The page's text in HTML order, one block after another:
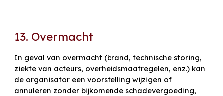
13. Overmacht
In geval van overmacht (brand, technische storing,
ziekte van acteurs, overheidsmaatregelen, enz.) kan
de organisator een voorstelling wijzigen of
annuleren zonder bijkomende schadevergoeding,